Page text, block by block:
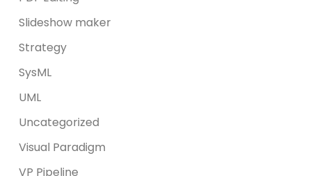
Slideshow maker
Strategy
SysML
UML
Uncategorized
Visual Paradigm
VP Pipeline